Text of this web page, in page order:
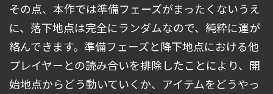
その点、本作では準備フェーズがまったくないうえ
に、落下地点は完全にランダムなので、純粋に運が
絡んできます。準備フェーズと降下地点における他
プレイヤーとの読み合いを排除したことにより、開
始地点からどう動いていくか、アイテムをどうやっ